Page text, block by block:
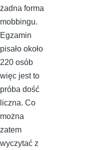
żadna forma
mobbingu.
Egzamin
pisało około
220 osób
więc jest to
próba dość
liczna. Co
można
zatem
wyczytać z